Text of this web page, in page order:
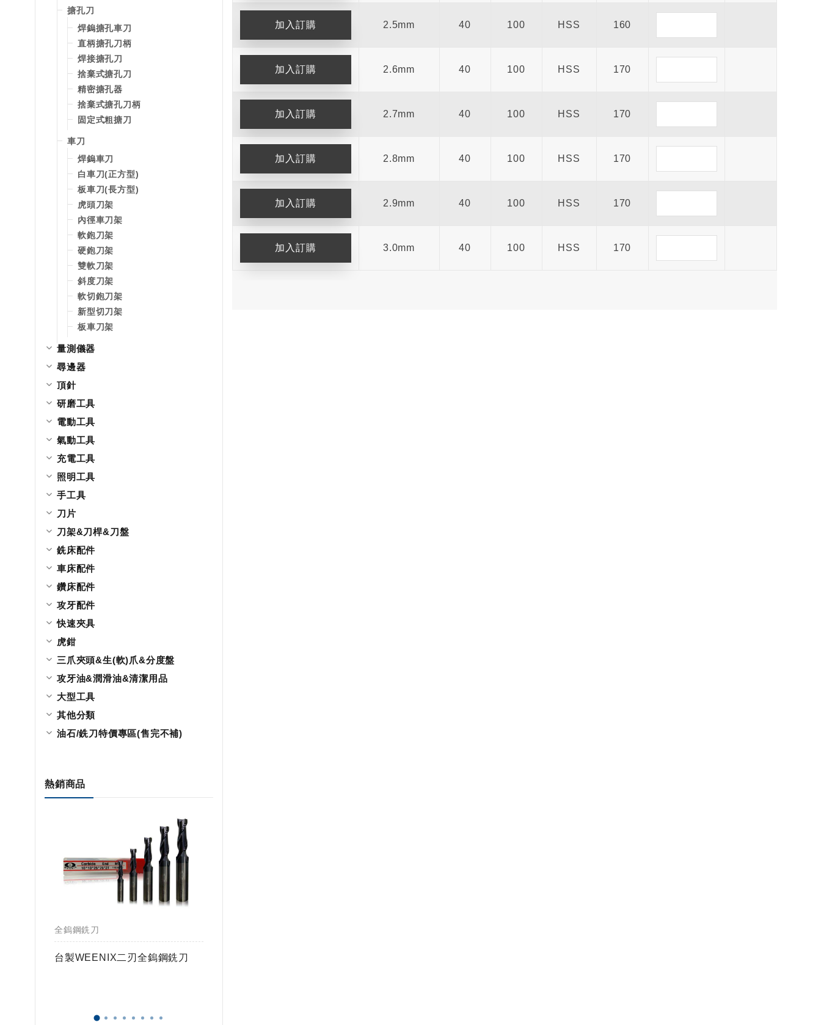
搪孔刀
焊鎢搪孔車刀
直柄搪孔刀柄
焊接搪孔刀
捨棄式搪孔刀
精密搪孔器
捨棄式搪孔刀柄
固定式粗搪刀
車刀
焊鎢車刀
白車刀(正方型)
板車刀(長方型)
虎頭刀架
內徑車刀架
軟鉋刀架
硬鉋刀架
雙軟刀架
斜度刀架
軟切鉋刀架
新型切刀架
板車刀架
量測儀器
尋邊器
頂針
研磨工具
電動工具
氣動工具
充電工具
照明工具
手工具
刀片
刀架&刀桿&刀盤
銑床配件
車床配件
鑽床配件
攻牙配件
快速夾具
虎鉗
三爪夾頭&生(軟)爪&分度盤
攻牙油&潤滑油&清潔用品
大型工具
其他分類
油石/銑刀特價專區(售完不補)
熱銷商品
全鎢鋼銑刀
台製WEENIX二刃全鎢鋼銑刀
2.5mm 40 100 HSS 160
2.6mm 40 100 HSS 170
2.7mm 40 100 HSS 170
2.8mm 40 100 HSS 170
2.9mm 40 100 HSS 170
3.0mm 40 100 HSS 170